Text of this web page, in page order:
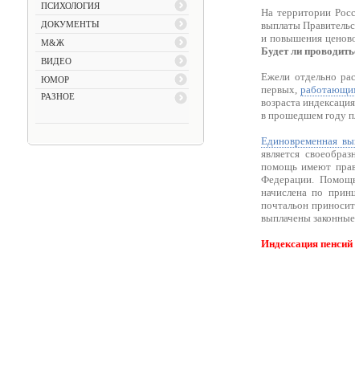
ПСИХОЛОГИЯ
ДОКУМЕНТЫ
М&Ж
ВИДЕО
ЮМОР
РАЗНОЕ
На территории
выплаты
и повышения
Будет ли
Ежели отдельно
первых,
возраста
в прошедшем году
Единовременная
является
помощь имеют
Федерации.
начислена по
почтальон
выплачены
Индексация пенсий